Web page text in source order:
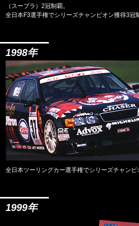
（スープラ）2冠制覇。
全日本F3選手権でシリーズチャンピオン獲得3冠
1998年
全日本ツーリングカー選手権でシリーズチャンピ
1999年